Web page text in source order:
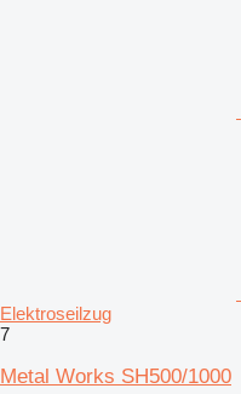
Elektroseilzug
7
Metal Works SH500/1000